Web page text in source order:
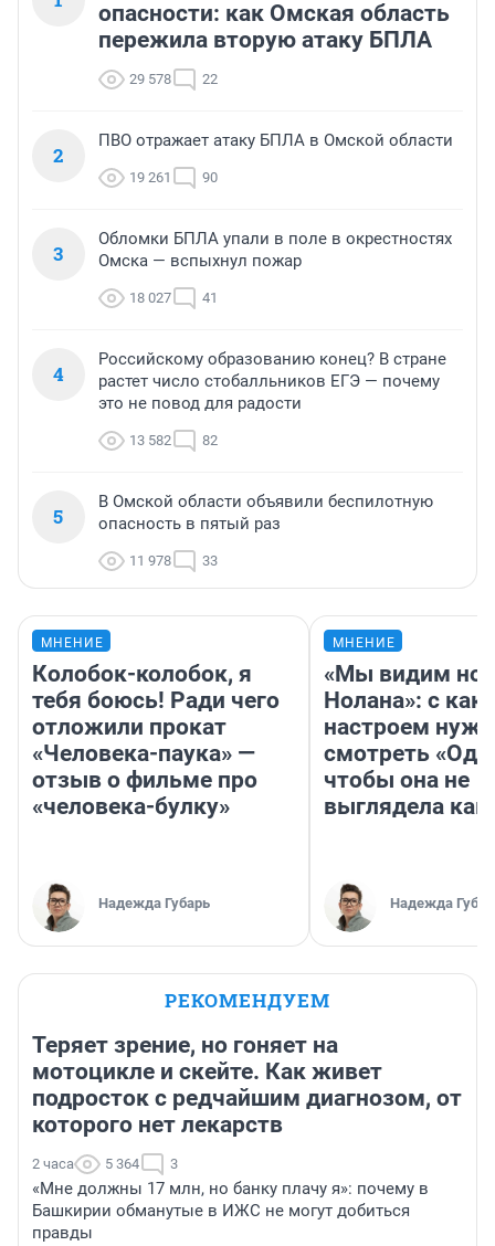
опасности: как Омская область
пережила вторую атаку БПЛА
29 578 22
2
ПВО отражает атаку БПЛА в Омской области
19 261 90
3
Обломки БПЛА упали в поле в окрестностях
Омска — вспыхнул пожар
18 027 41
4
Российскому образованию конец? В стране
растет число стобалльников ЕГЭ — почему
это не повод для радости
13 582 82
5
В Омской области объявили беспилотную
опасность в пятый раз
11 978 33
МНЕНИЕ
Колобок-колобок, я
тебя боюсь! Ради чего
отложили прокат
«Человека-паука» —
отзыв о фильме про
«человека-булку»
Надежда Губарь
МНЕНИЕ
«Мы видим
Нолана»: с
настроем
смотреть
чтобы она не
выглядела как
Надежда
РЕКОМЕНДУЕМ
Теряет зрение, но гоняет на
мотоцикле и скейте. Как живет
подросток с редчайшим диагнозом, от
которого нет лекарств
2 часа 5 364 3
«Мне должны 17 млн, но банку плачу я»: почему в
Башкирии обманутые в ИЖС не могут добиться
правды